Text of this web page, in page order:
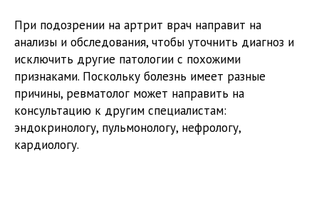
При подозрении на артрит врач направит на
анализы и обследования, чтобы уточнить диагноз и
исключить другие патологии с похожими
признаками. Поскольку болезнь имеет разные
причины, ревматолог может направить на
консультацию к другим специалистам:
эндокринологу, пульмонологу, нефрологу,
кардиологу.